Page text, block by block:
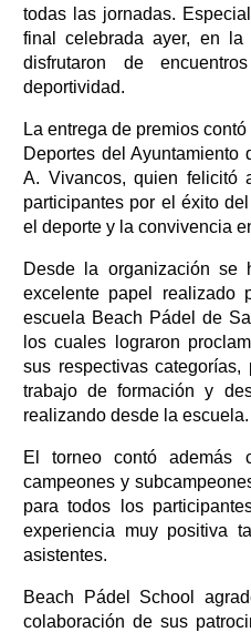
todas las jornadas.
final celebrada ayer, en
disfrutaron de
deportividad.
La entrega de premios
Deportes del
A. Vivancos, quien
participantes por el éxito
el deporte y la convivencia
Desde la organización se
excelente papel realizado
escuela Beach Pádel de
los cuales lograron
sus respectivas
trabajo de formación y
realizando desde la escuela.
El torneo contó además
campeones y
para todos los
experiencia muy positiva
asistentes.
Beach Pádel School
colaboración de sus